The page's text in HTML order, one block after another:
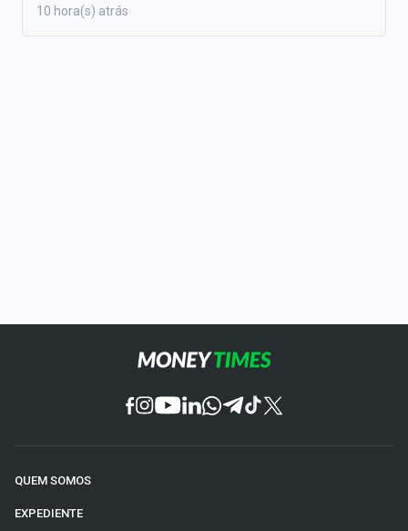
10 hora(s) atrás
QUEM SOMOS
EXPEDIENTE